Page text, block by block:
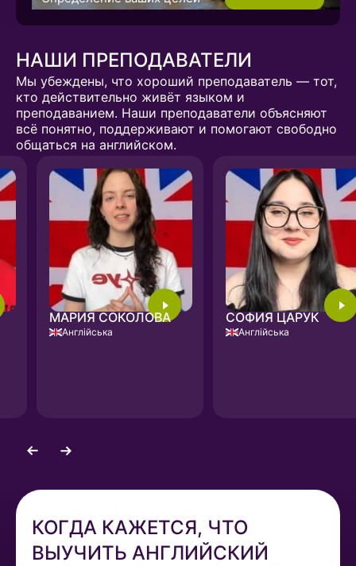
НАШИ ПРЕПОДАВАТЕЛИ
Мы убеждены, что хороший преподаватель — тот,
кто действительно живёт языком и
преподаванием. Наши преподаватели объясняют
всё понятно, поддерживают и помогают свободно
общаться на английском.
МАРИЯ СОКОЛОВА
Англійська
СОФИЯ ЦАРУК
Англійська
КОГДА КАЖЕТСЯ, ЧТО
ВЫУЧИТЬ АНГЛИЙСКИЙ